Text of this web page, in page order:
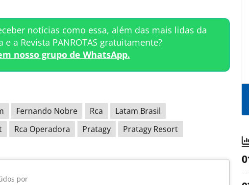
notícias como essa, além das mais lidas da
e a Revista PANROTAS gratuitamente?
nosso grupo de WhatsApp.
Fernando Nobre Rca
Latam Brasil
Rca Operadora Pratagy Pratagy Resort
por